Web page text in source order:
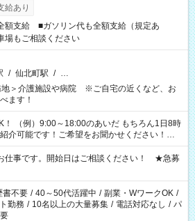
給あり
額支給 ■ガソリン代も全額支給（規定あ
もご相談ください
/ 仙北町駅 / …
地＞介護施設や病院 ※ご自宅の近くなど、お
ます！
（例）9:00～18:00のあいだ もちろん1日8時
介可能です！ご希望をお聞かせください！★
みが必要な場合も遠慮なくご相談ください。
上の勤務が必要です
仕事です。開始日はご相談ください！ ★急募
書不要 / 40～50代活躍中 / 副業・WワークOK /
勤務 / 10名以上の大量募集 / 電話対応なし / パ